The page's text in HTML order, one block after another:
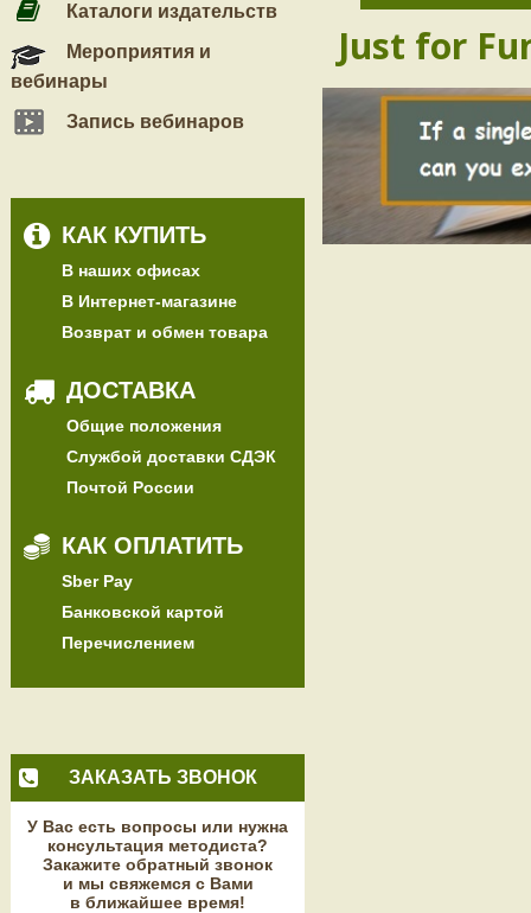
Каталоги издательств
Мероприятия и
вебинары
Запись вебинаров
КАК КУПИТЬ
В наших офисах
В Интернет-магазине
Возврат и обмен товара
ДОСТАВКА
Общие положения
Службой доставки СДЭК
Почтой России
КАК ОПЛАТИТЬ
Sber Pay
Банковской картой
Перечислением
ЗАКАЗАТЬ ЗВОНОК
У Вас есть вопросы или нужна
консультация методиста?
Закажите обратный звонок
и мы свяжемся с Вами
в ближайшее время!
Just for